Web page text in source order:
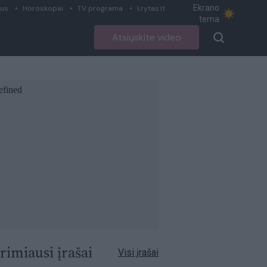
Horoskopai TV programa Lrytas.lt
Ekrano
tema
Atsiųskite video
įrašai Visi įrašai